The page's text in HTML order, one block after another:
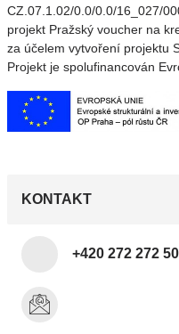
CZ.07.1.02/0.0/0.0/16_027/
projekt Pražský voucher na
za účelem vytvoření projektu
Projekt je spolufinancován
KONTAKT
+420 272 272